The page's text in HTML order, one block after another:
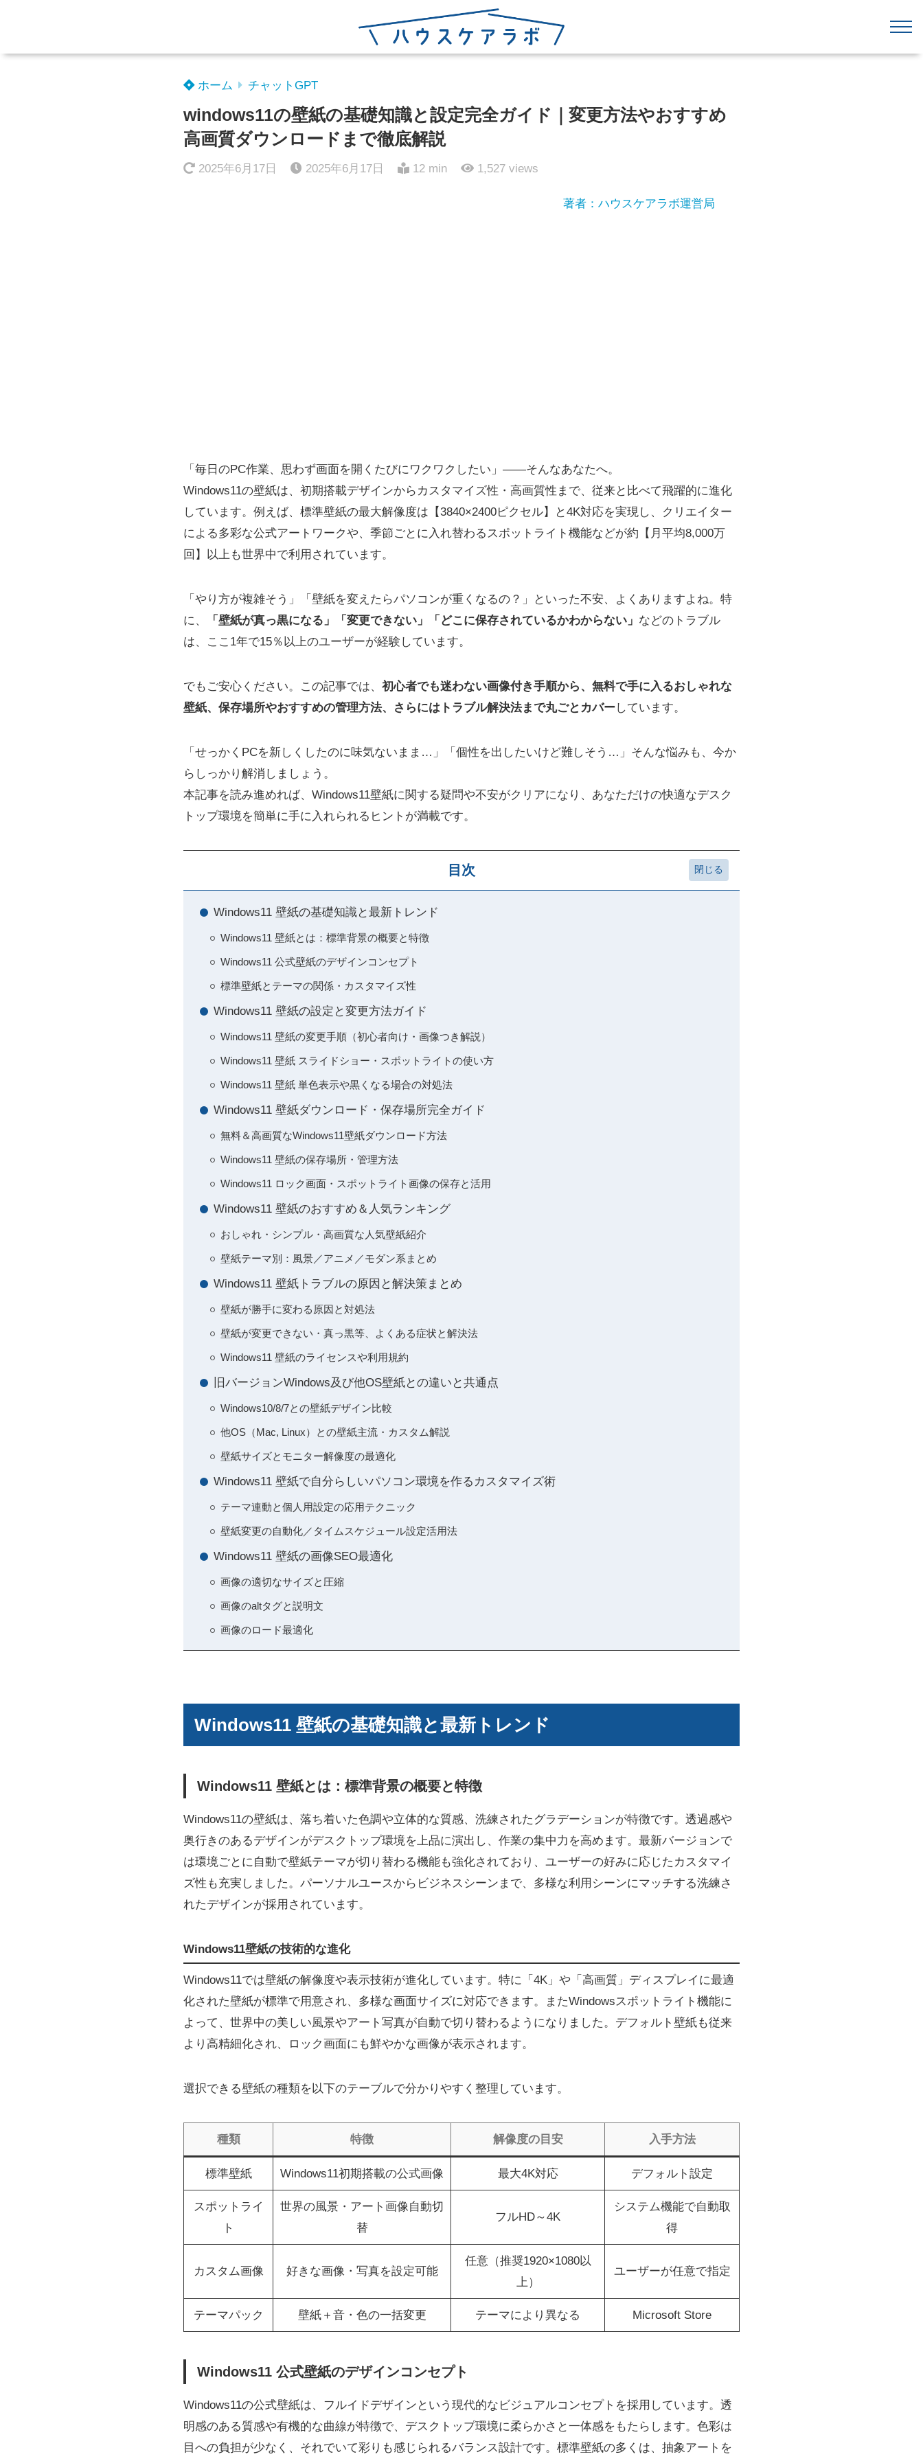
ホーム チャットGPT
windows11の壁紙の基礎知識と設定完全ガイド｜変更方法やおすすめ
高画質ダウンロードまで徹底解説
2025年6月17日 2025年6月17日 12 min 1,527 views
著者：ハウスケアラボ運営局
「毎日のPC作業、思わず画面を開くたびにワクワクしたい」――そんなあなたへ。
Windows11の壁紙は、初期搭載デザインからカスタマイズ性・高画質性まで、従来と比べて飛躍的に進化
しています。例えば、標準壁紙の最大解像度は【3840×2400ピクセル】と4K対応を実現し、クリエイター
による多彩な公式アートワークや、季節ごとに入れ替わるスポットライト機能などが約【月平均8,000万
回】以上も世界中で利用されています。
「やり方が複雑そう」「壁紙を変えたらパソコンが重くなるの？」といった不安、よくありますよね。特
に、
「壁紙が真っ黒になる」「変更できない」「どこに保存されているかわからない」 などのトラブル
は、ここ1年で15％以上のユーザーが経験しています。
でもご安心ください。この記事では、 初心者でも迷わない画像付き手順から、無料で手に入るおしゃれな
壁紙、保存場所やおすすめの管理方法、さらにはトラブル解決法まで丸ごとカバーしています。
「せっかくPCを新しくしたのに味気ないまま…」「個性を出したいけど難しそう…」そんな悩みも、今か
らしっかり解消しましょう。
本記事を読み進めれば、Windows11壁紙に関する疑問や不安がクリアになり、あなただけの快適なデスク
トップ環境を簡単に手に入れられるヒントが満載です。
目次
Windows11 壁紙の基礎知識と最新トレンド
Windows11 壁紙とは：標準背景の概要と特徴
Windows11 公式壁紙のデザインコンセプト
標準壁紙とテーマの関係・カスタマイズ性
Windows11 壁紙の設定と変更方法ガイド
Windows11 壁紙の変更手順（初心者向け・画像つき解説）
Windows11 壁紙 スライドショー・スポットライトの使い方
Windows11 壁紙 単色表示や黒くなる場合の対処法
Windows11 壁紙ダウンロード・保存場所完全ガイド
無料＆高画質なWindows11壁紙ダウンロード方法
Windows11 壁紙の保存場所・管理方法
Windows11 ロック画面・スポットライト画像の保存と活用
Windows11 壁紙のおすすめ＆人気ランキング
おしゃれ・シンプル・高画質な人気壁紙紹介
壁紙テーマ別：風景／アニメ／モダン系まとめ
Windows11 壁紙トラブルの原因と解決策まとめ
壁紙が勝手に変わる原因と対処法
壁紙が変更できない・真っ黒等、よくある症状と解決法
Windows11 壁紙のライセンスや利用規約
旧バージョンWindows及び他OS壁紙との違いと共通点
Windows10/8/7との壁紙デザイン比較
他OS（Mac, Linux）との壁紙主流・カスタム解説
壁紙サイズとモニター解像度の最適化
Windows11 壁紙で自分らしいパソコン環境を作るカスタマイズ術
テーマ連動と個人用設定の応用テクニック
壁紙変更の自動化／タイムスケジュール設定活用法
Windows11 壁紙の画像SEO最適化
画像の適切なサイズと圧縮
画像のaltタグと説明文
画像のロード最適化
Windows11 壁紙の基礎知識と最新トレンド
Windows11 壁紙とは：標準背景の概要と特徴
Windows11の壁紙は、落ち着いた色調や立体的な質感、洗練されたグラデーションが特徴です。透過感や
奥行きのあるデザインがデスクトップ環境を上品に演出し、作業の集中力を高めます。最新バージョンで
は環境ごとに自動で壁紙テーマが切り替わる機能も強化されており、ユーザーの好みに応じたカスタマイ
ズ性も充実しました。パーソナルユースからビジネスシーンまで、多様な利用シーンにマッチする洗練さ
れたデザインが採用されています。
Windows11壁紙の技術的な進化
Windows11では壁紙の解像度や表示技術が進化しています。特に「4K」や「高画質」ディスプレイに最適
化された壁紙が標準で用意され、多様な画面サイズに対応できます。またWindowsスポットライト機能に
よって、世界中の美しい風景やアート写真が自動で切り替わるようになりました。デフォルト壁紙も従来
より高精細化され、ロック画面にも鮮やかな画像が表示されます。
選択できる壁紙の種類を以下のテーブルで分かりやすく整理しています。
種類 特徴 解像度の目安 入手方法
標準壁紙 Windows11初期搭載の公式画像 最大4K対応 デフォルト設定
スポットライ
ト
世界の風景・アート画像自動切
替
フルHD～4K
システム機能で自動取
得
カスタム画像 好きな画像・写真を設定可能
任意（推奨1920×1080以
上）
ユーザーが任意で指定
テーマパック 壁紙＋音・色の一括変更 テーマにより異なる Microsoft Store
Windows11 公式壁紙のデザインコンセプト
Windows11の公式壁紙は、フルイドデザインという現代的なビジュアルコンセプトを採用しています。透
明感のある質感や有機的な曲線が特徴で、デスクトップ環境に柔らかさと一体感をもたらします。色彩は
目への負担が少なく、それでいて彩りも感じられるバランス設計です。標準壁紙の多くは、抽象アートを